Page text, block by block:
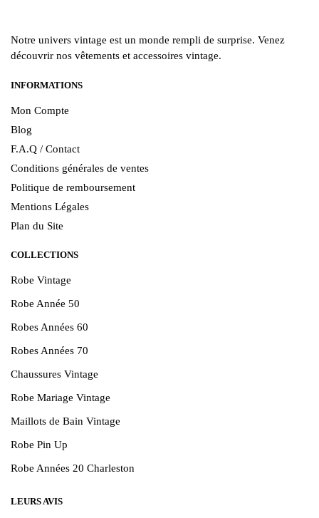
Notre univers vintage est un monde rempli de surprise. Venez
découvrir nos vêtements et accessoires vintage.
INFORMATIONS
Mon Compte
Blog
F.A.Q / Contact
Conditions générales de ventes
Politique de remboursement
Mentions Légales
Plan du Site
COLLECTIONS
Robe Vintage
Robe Année 50
Robes Années 60
Robes Années 70
Chaussures Vintage
Robe Mariage Vintage
Maillots de Bain Vintage
Robe Pin Up
Robe Années 20 Charleston
LEURS AVIS